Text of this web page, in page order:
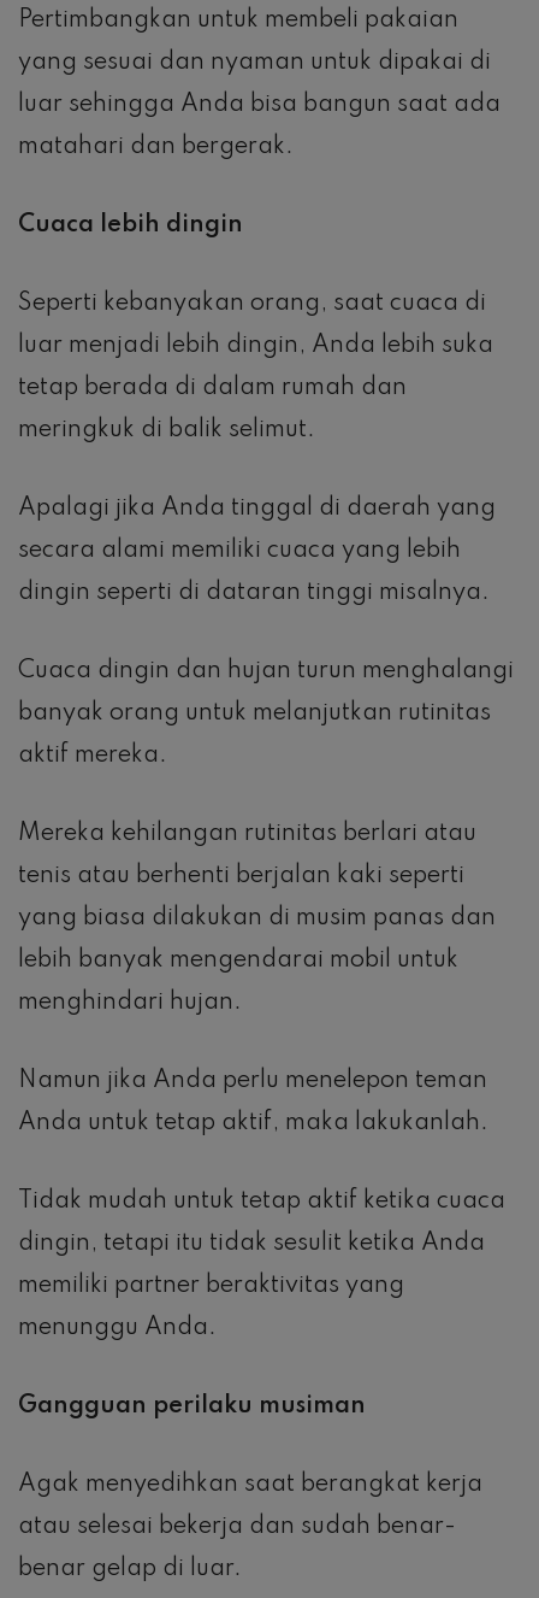
Pertimbangkan untuk membeli pakaian
yang sesuai dan nyaman untuk dipakai di
luar sehingga Anda bisa bangun saat ada
matahari dan bergerak.
Cuaca lebih dingin
Seperti kebanyakan orang, saat cuaca di
luar menjadi lebih dingin, Anda lebih suka
tetap berada di dalam rumah dan
meringkuk di balik selimut.
Apalagi jika Anda tinggal di daerah yang
secara alami memiliki cuaca yang lebih
dingin seperti di dataran tinggi misalnya.
Cuaca dingin dan hujan turun menghalangi
banyak orang untuk melanjutkan rutinitas
aktif mereka.
Mereka kehilangan rutinitas berlari atau
tenis atau berhenti berjalan kaki seperti
yang biasa dilakukan di musim panas dan
lebih banyak mengendarai mobil untuk
menghindari hujan.
Namun jika Anda perlu menelepon teman
Anda untuk tetap aktif, maka lakukanlah.
Tidak mudah untuk tetap aktif ketika cuaca
dingin, tetapi itu tidak sesulit ketika Anda
memiliki partner beraktivitas yang
menunggu Anda.
Gangguan perilaku musiman
Agak menyedihkan saat berangkat kerja
atau selesai bekerja dan sudah benar-
benar gelap di luar.